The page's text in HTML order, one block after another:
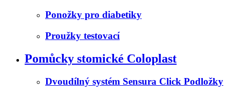
Ponožky pro diabetiky
Proužky testovací
Pomůcky stomické Coloplast
Dvoudílný systém Sensura Click Podložky